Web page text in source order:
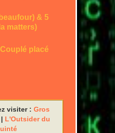
& 5
matters)
placé
visiter : Gros
| L'Outsider du